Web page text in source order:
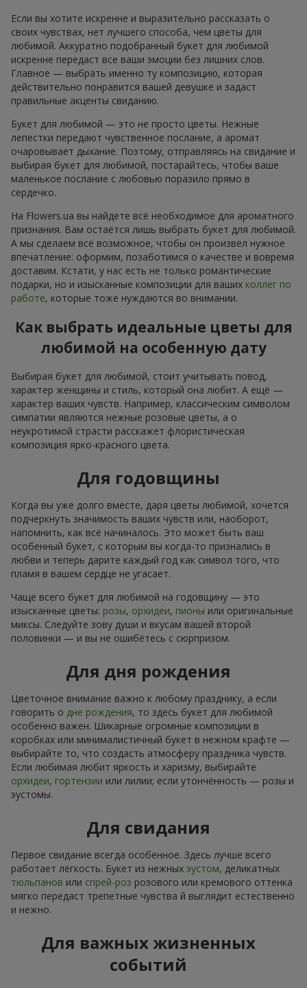
Если вы хотите искренне и выразительно рассказать о
своих чувствах, нет лучшего способа, чем цветы для
любимой. Аккуратно подобранный букет для любимой
искренне передаст все ваши эмоции без лишних слов.
Главное — выбрать именно ту композицию, которая
действительно понравится вашей девушке и задаст
правильные акценты свиданию.
Букет для любимой — это не просто цветы. Нежные
лепестки передают чувственное послание, а аромат
очаровывает дыхание. Поэтому, отправляясь на свидание и
выбирая букет для любимой, постарайтесь, чтобы ваше
маленькое послание с любовью поразило прямо в
сердечко.
На Flowers.ua вы найдете всё необходимое для ароматного
признания. Вам остаётся лишь выбрать букет для любимой.
А мы сделаем всё возможное, чтобы он произвёл нужное
впечатление: оформим, позаботимся о качестве и вовремя
доставим. Кстати, у нас есть не только романтические
подарки, но и изысканные композиции для ваших коллег по
работе, которые тоже нуждаются во внимании.
Как выбрать идеальные цветы для
любимой на особенную дату
Выбирая букет для любимой, стоит учитывать повод,
характер женщины и стиль, который она любит. А ещё —
характер ваших чувств. Например, классическим символом
симпатии являются нежные розовые цветы, а о
неукротимой страсти расскажет флористическая
композиция ярко-красного цвета.
Для годовщины
Когда вы уже долго вместе, даря цветы любимой, хочется
подчеркнуть значимость ваших чувств или, наоборот,
напомнить, как всё начиналось. Это может быть ваш
особенный букет, с которым вы когда-то признались в
любви и теперь дарите каждый год как символ того, что
пламя в вашем сердце не угасает.
Чаще всего букет для любимой на годовщину — это
изысканные цветы: розы, орхидеи, пионы или оригинальные
миксы. Следуйте зову души и вкусам вашей второй
половинки — и вы не ошибётесь с сюрпризом.
Для дня рождения
Цветочное внимание важно к любому празднику, а если
говорить о дне рождения, то здесь букет для любимой
особенно важен. Шикарные огромные композиции в
коробках или минималистичный букет в нежном крафте —
выбирайте то, что создасть атмосферу праздника чувств.
Если любимая любит яркость и харизму, выбирайте
орхидеи, гортензии или лилии; если утончённость — розы и
эустомы.
Для свидания
Первое свидание всегда особенное. Здесь лучше всего
работает лёгкость. Букет из нежных эустом, деликатных
тюльпанов или спрей-роз розового или кремового оттенка
мягко передаст трепетные чувства й выглядит естественно
и нежно.
Для важных жизненных
событий